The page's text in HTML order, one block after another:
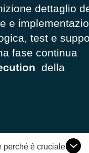
dettaglio
e
test e
fase continua
della
perché è cruciale per